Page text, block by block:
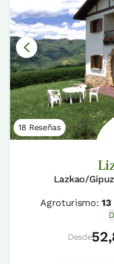
18 Reseñas
Lazkao/
Agroturismo:13
Desde